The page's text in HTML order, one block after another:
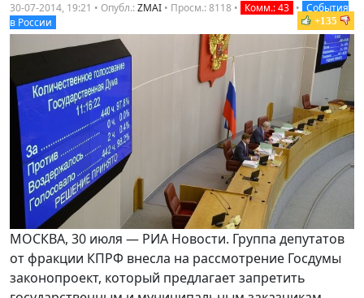
30-07-2014, 19:21 • Опубл.:ZMAI • Просм.: 8118 • Комм.: 43 • События
в России
+135
МОСКВА, 30 июля — РИА Новости. Группа депутатов
от фракции КПРФ внесла на рассмотрение Госдумы
законопроект, который предлагает запретить